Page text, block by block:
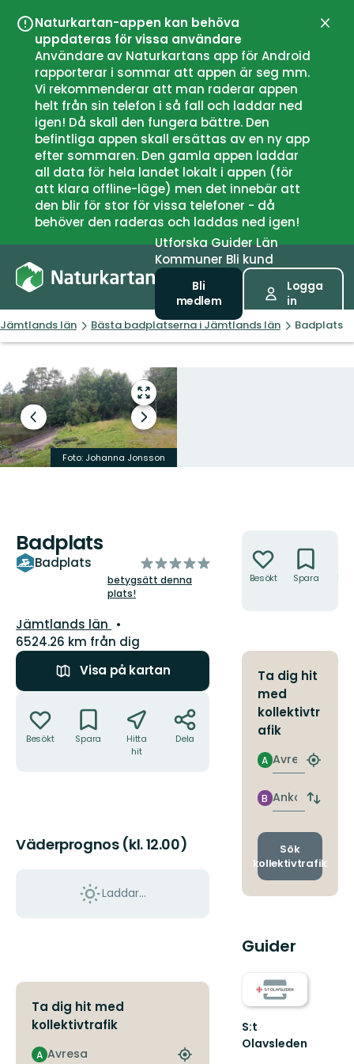
Naturkartan-appen kan behöva
uppdateras för vissa användare
Användare av Naturkartans app för Android
rapporterar i sommar att appen är seg mm.
Vi rekommenderar att man raderar appen
helt från sin telefon i så fall och laddar ned
igen! Då skall den fungera bättre. Den
befintliga appen skall ersättas av en ny app
efter sommaren. Den gamla appen laddar
all data för hela landet lokalt i appen (för
att klara offline-läge) men det innebär att
den blir för stor för vissa telefoner - då
behöver den raderas och laddas ned igen!
UtforskaGuiderLän
Kommuner Bli kund
Bli
medlem
Logga
in
Jämtlands län Bästa badplatserna i Jämtlands län Badplats
Gå
till
helskärmsläge
Föregående
bild
Nästa
bildspel
Foto: Johanna Jonsson
Badplats
Badplats
av
5
betygsätt denna
plats!
Län:
Jämtlands län
6524.26 km från dig
Visa på kartan
Besökt Spara
Hitta
hit
Dela
Väderprognos (kl. 12.00)
Laddar...
Ta dig hit med
kollektivtrafik
Avresa
A
Hitta
Besökt Spara
Ta dig hit
med
kollektivtr
afik
Avresa
A
Hitta
Ankomst
B
Byt
och
Sök
kollektivtrafik
Guider
S:t
Olavsleden